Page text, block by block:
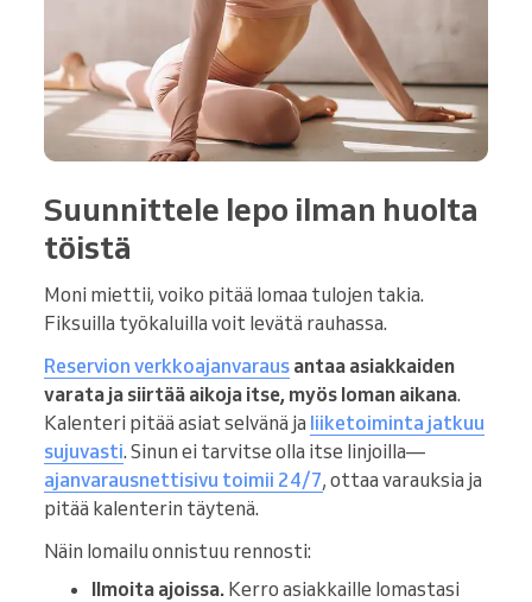
Suunnittele lepo ilman huolta
töistä
Moni miettii, voiko pitää lomaa tulojen takia.
Fiksuilla työkaluilla voit levätä rauhassa.
Reservion verkkoajanvaraus antaa asiakkaiden
varata ja siirtää aikoja itse, myös loman aikana.
Kalenteri pitää asiat selvänä ja liiketoiminta jatkuu
sujuvasti. Sinun ei tarvitse olla itse linjoilla—
ajanvarausnettisivu toimii 24/7, ottaa varauksia ja
pitää kalenterin täytenä.
Näin lomailu onnistuu rennosti:
Ilmoita ajoissa. Kerro asiakkaille lomastasi